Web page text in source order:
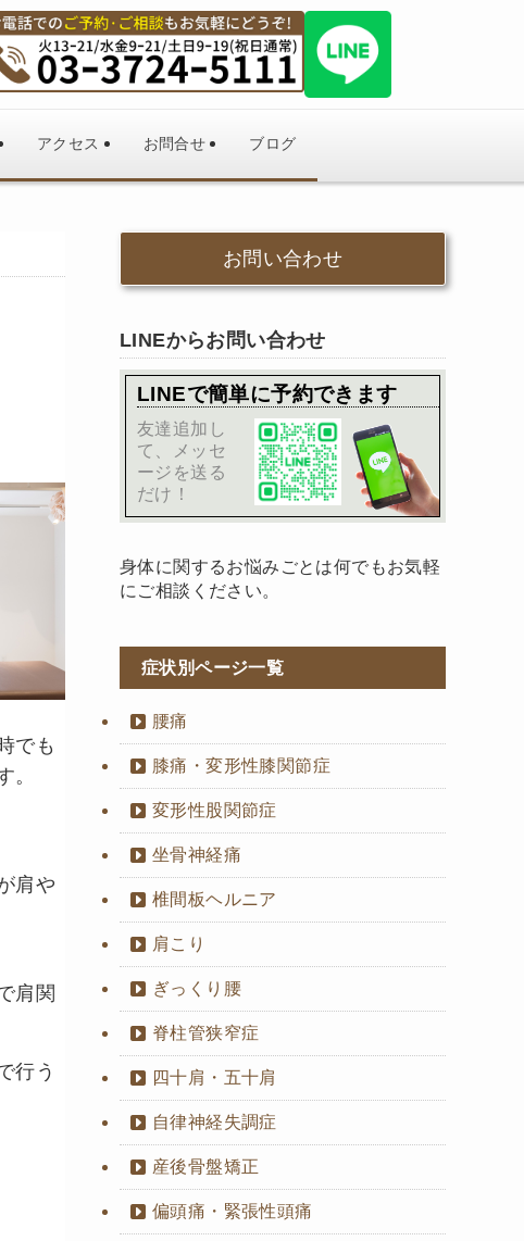
アクセス お問合せ ブログ
でも
。
肩や
肩関
行う
お問い合わせ
LINEからお問い合わせ
LINEで簡単に予約できます
友達追加し
て、メッセ
ージを送る
だけ！
身体に関するお悩みごとは何でもお気軽
にご相談ください。
症状別ページ一覧
腰痛
膝痛・変形性膝関節症
変形性股関節症
坐骨神経痛
椎間板ヘルニア
肩こり
ぎっくり腰
脊柱管狭窄症
四十肩・五十肩
自律神経失調症
産後骨盤矯正
偏頭痛・緊張性頭痛